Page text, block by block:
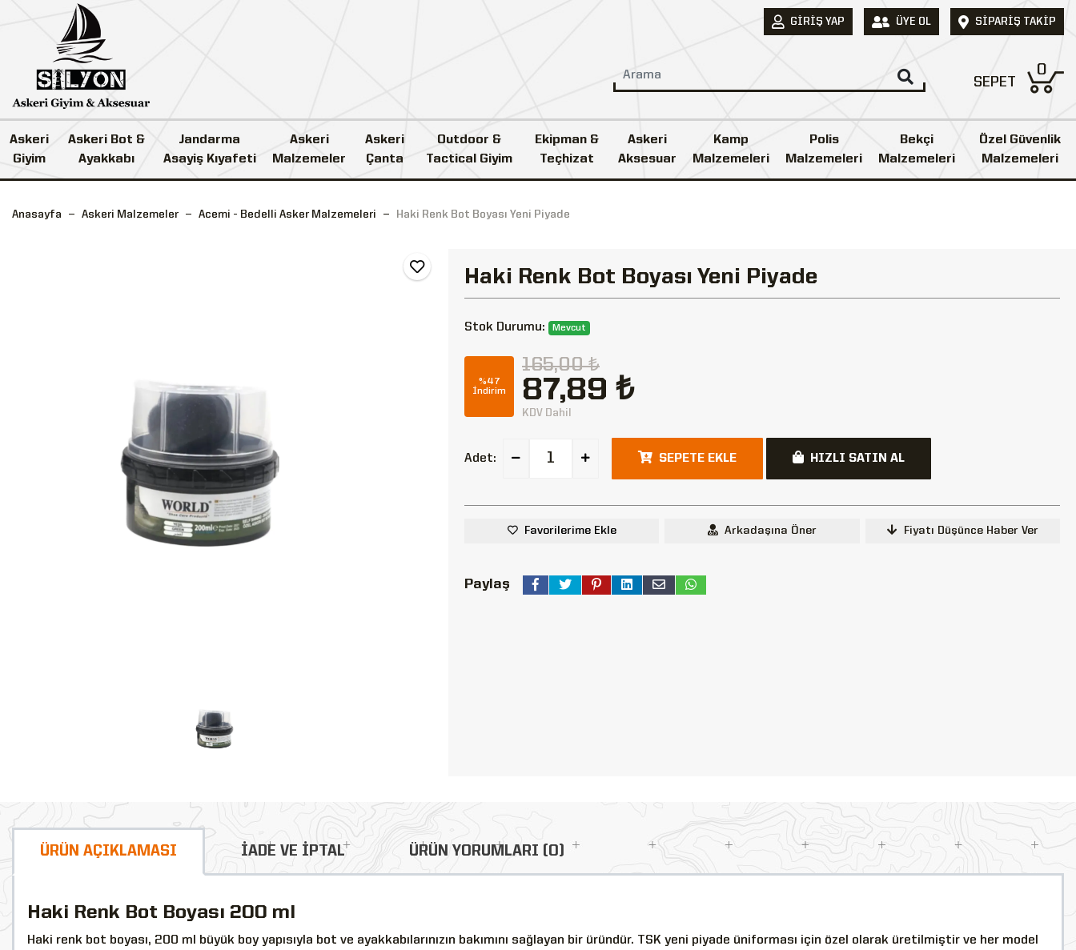
GIRIŞ YAP ÜYE OL SIPARIŞ TAKIP
SEPET
0
Askeri
Giyim
Askeri Bot &
Ayakkabı
Jandarma
Asayiş Kıyafeti
Askeri
Malzemeler
Askeri
Çanta
Outdoor &
Tactical Giyim
Ekipman &
Teçhizat
Askeri
Aksesuar
Kamp
Malzemeleri
Polis
Malzemeleri
Bekçi
Malzemeleri
Özel Güvenlik
Malzemeleri
Anasayfa Askeri Malzemeler Acemi - Bedelli Asker Malzemeleri Haki Renk Bot Boyası Yeni Piyade
Haki Renk Bot Boyası Yeni Piyade
Stok Durumu: Mevcut
%47
İndirim
165,00 ₺
87,89 ₺
KDV Dahil
Adet: SEPETE EKLE HIZLI SATIN AL
Favorilerime Ekle Arkadaşına Öner Fiyatı Düşünce Haber Ver
Paylaş
ÜRÜN AÇIKLAMASI İADE VE İPTAL ÜRÜN YORUMLARI (0)
Haki Renk Bot Boyası 200 ml
Haki renk bot boyası, 200 ml büyük boy yapısıyla bot ve ayakkabılarınızın bakımını sağlayan bir üründür. TSK yeni piyade üniforması için özel olarak üretilmiştir ve her model